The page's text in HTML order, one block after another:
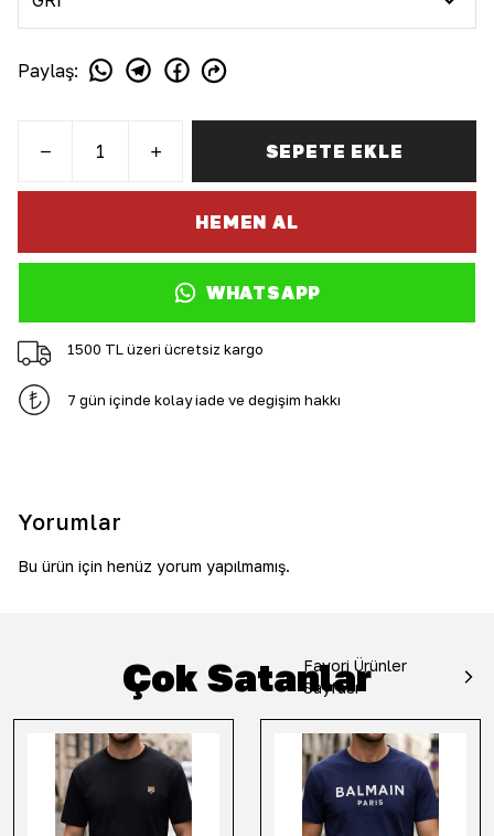
Paylaş:
SEPETE EKLE
HEMEN AL
WHATSAPP
1500 TL üzeri ücretsiz kargo
7 gün içinde kolay iade ve değişim hakkı
Yorumlar
Bu ürün için henüz yorum yapılmamış.
Çok Satanlar
Favori Ürünler
Sayfası